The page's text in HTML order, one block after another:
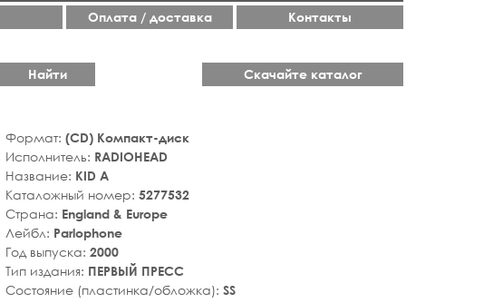
Оплата / доставка Контакты
Найти Скачайте каталог
Формат: (CD) Компакт-диск
Исполнитель: RADIOHEAD
Название: KID A
Каталожный номер: 5277532
Страна: England & Europe
Лейбл: Parlophone
Год выпуска: 2000
Тип издания: ПЕРВЫЙ ПРЕСС
Состояние (пластинка/обложка): SS